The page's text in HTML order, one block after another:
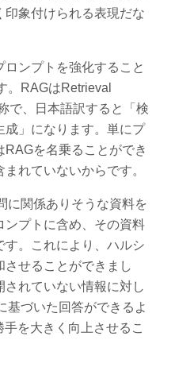
象付けられる表現だな
ロンプトを強化すること
。RAGはRetrieval
で、日本語訳すると「検
」になります。単にプ
RAGを名乗ることができ
れていないからです。
に関係ありそうな資料を
ンプトに含め、その資料
す。これにより、ハルシ
せることができまし
れていない情報に対し
基づいた回答ができるよ
を大きく向上させるこ